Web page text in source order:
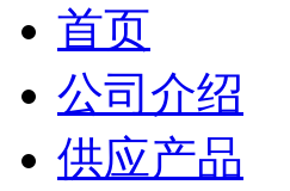
首页
公司介绍
供应产品